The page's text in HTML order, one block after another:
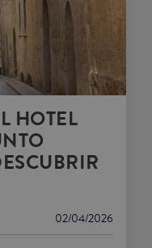
HOTEL
02/04/2026